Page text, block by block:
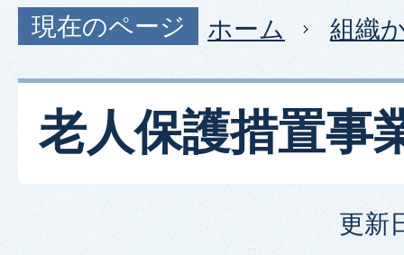
現在のページ ホーム 組織
老人保護措置事
更新